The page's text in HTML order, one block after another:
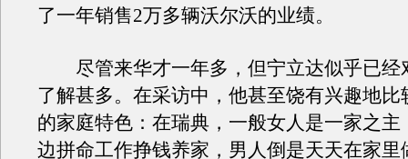
了一年销售2万多辆沃尔沃的业绩。
尽管来华才一年多，但宁立达似乎已经
了解甚多。在采访中，他甚至饶有兴趣地比
的家庭特色：在瑞典，一般女人是一家之主
边拼命工作挣钱养家，男人倒是天天在家里